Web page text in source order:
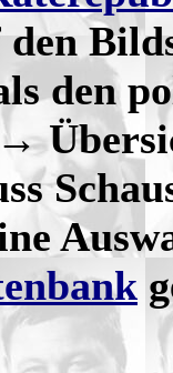
den
→